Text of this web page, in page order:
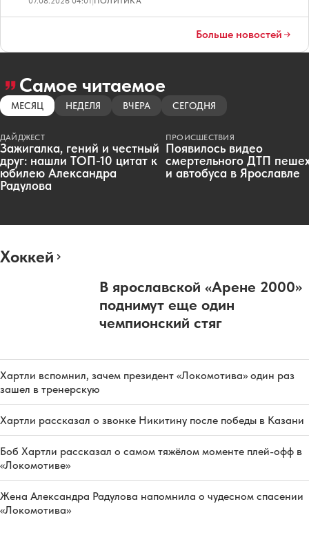
Больше новостей
Самое читаемое
МЕСЯЦ НЕДЕЛЯ ВЧЕРА СЕГОДНЯ
ДАЙДЖЕСТ
Зажигалка, гений и честный
друг: нашли ТОП-10 цитат к
юбилею Александра
Радулова
ПРОИСШЕСТВИЯ
Появилось видео
смертельного ДТП
и автобуса в Ярославле
Хоккей
В ярославской «Арене 2000»
поднимут еще один
чемпионский стяг
Хартли вспомнил, зачем президент «Локомотива» один раз
зашел в тренерскую
Хартли рассказал о звонке Никитину после победы в Казани
Боб Хартли рассказал о самом тяжёлом моменте плей-офф в
«Локомотиве»
Жена Александра Радулова напомнила о чудесном спасении
«Локомотива»